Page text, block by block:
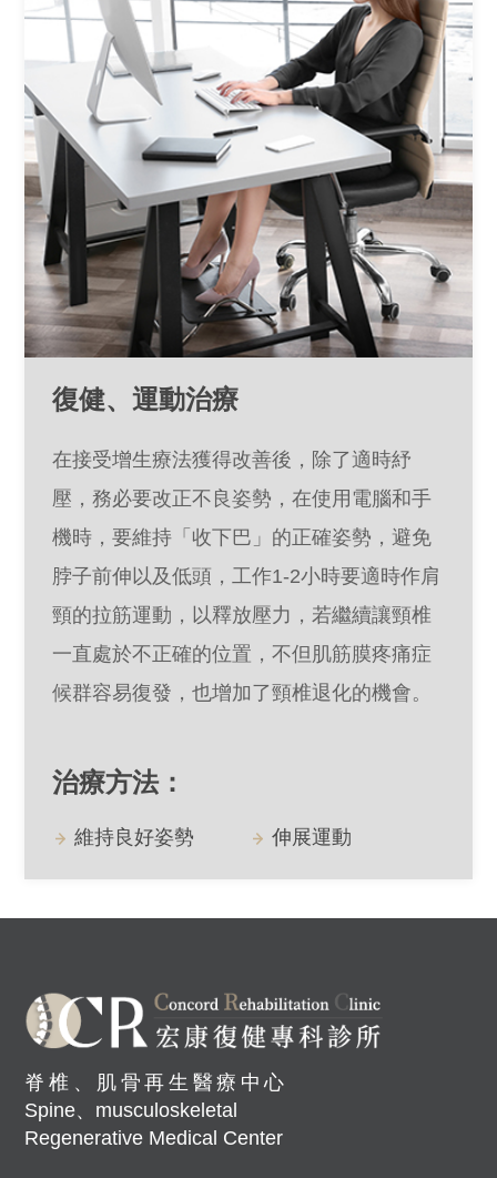
復健、運動治療
在接受增生療法獲得改善後，除了適時紓
壓，務必要改正不良姿勢，在使用電腦和手
機時，要維持「收下巴」的正確姿勢，避免
脖子前伸以及低頭，工作1-2小時要適時作肩
頸的拉筋運動，以釋放壓力，若繼續讓頸椎
一直處於不正確的位置，不但肌筋膜疼痛症
候群容易復發，也增加了頸椎退化的機會。
治療方法：
維持良好姿勢 伸展運動
脊椎、肌骨再生醫療中心
Spine、musculoskeletal
Regenerative Medical Center